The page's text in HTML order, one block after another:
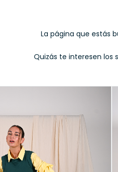
La página que estás
Quizás te interesen los